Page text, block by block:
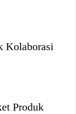
Kolaborasi
Produk